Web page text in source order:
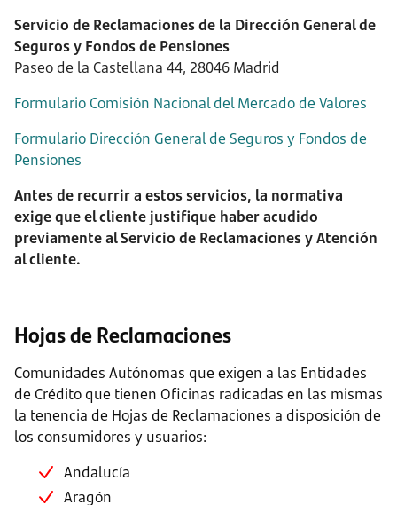
Servicio de Reclamaciones de la Dirección General de
Seguros y Fondos de Pensiones
Paseo de la Castellana 44, 28046 Madrid
Formulario Comisión Nacional del Mercado de Valores
Formulario Dirección General de Seguros y Fondos de
Pensiones
Antes de recurrir a estos servicios, la normativa
exige que el cliente justifique haber acudido
previamente al Servicio de Reclamaciones y Atención
al cliente.
Hojas de Reclamaciones
Comunidades Autónomas que exigen a las Entidades
de Crédito que tienen Oficinas radicadas en las mismas
la tenencia de Hojas de Reclamaciones a disposición de
los consumidores y usuarios:
Andalucía
Aragón